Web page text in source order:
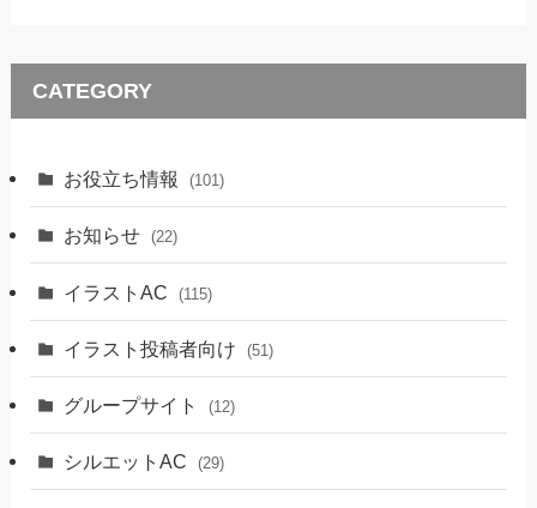
CATEGORY
お役立ち情報 (101)
お知らせ (22)
イラストAC (115)
イラスト投稿者向け (51)
グループサイト (12)
シルエットAC (29)